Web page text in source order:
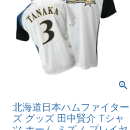
北海道日本ハムファイター
ズ グッズ 田中賢介 Tシャ